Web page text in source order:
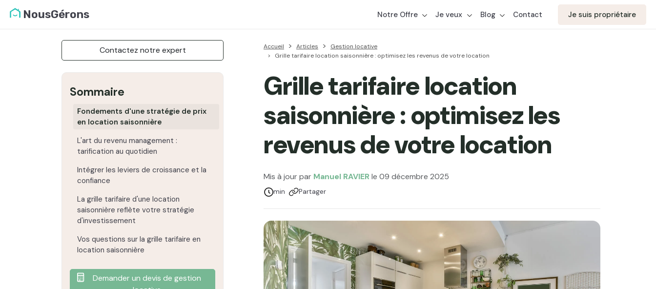
NousGérons Notre Offre Je veux Blog Contact Je suis propriétaire
Accueil Articles
Gestion locative
Grille tarifaire location saisonnière : optimisez les revenus de votre location
Grille tarifaire location
saisonnière : optimisez les
revenus de votre location
Mis à jour par Manuel RAVIER le 09 décembre 2025
Temps de lecture :
min Partager
Contactez notre expert
Sommaire
Fondements d'une stratégie de prix
en location saisonnière
L'art du revenu management :
tarification au quotidien
Intégrer les leviers de croissance et la
confiance
La grille tarifaire d'une location
saisonnière reflète votre stratégie
d'investissement
Vos questions sur la grille tarifaire en
location saisonnière
Demander un devis de gestion